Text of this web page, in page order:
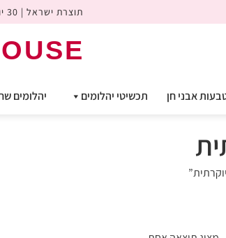
תוצרת ישראל | 30 יום החזר כספי | משלוח חינם
אבני חן תכשיטי יהלומים יהלומים